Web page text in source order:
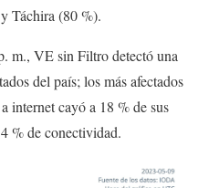
Táchira (80 %).
m., VE sin Filtro detectó una
del país; los más afectados
internet cayó a 18 % de sus
% de conectividad.